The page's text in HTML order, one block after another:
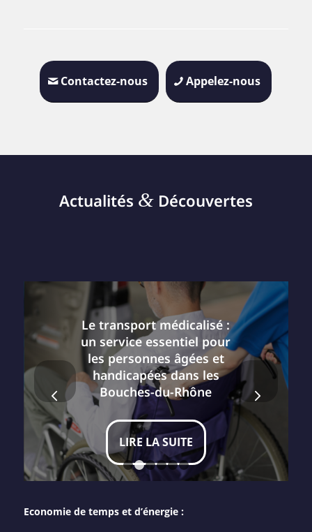
Contactez-nous Appelez-nous
Actualités &Découvertes
Le transport médicalisé :
un service essentiel pour
les personnes âgées et
handicapées dans les
Bouches-du-Rhône
LIRE LA SUITE
Suivant
1 2 4 5
Economie de temps et d’énergie :